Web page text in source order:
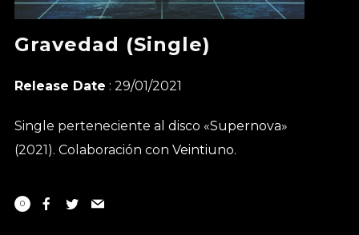
Gravedad (Single)
Release Date : 29/01/2021
Single perteneciente al disco «Supernova»
(2021). Colaboración con Veintiuno.
0